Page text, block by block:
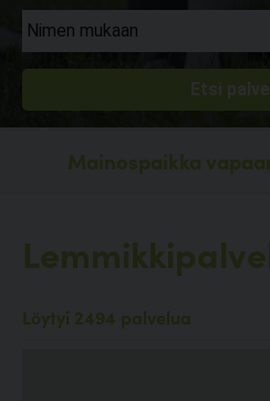
Mainospaikka
Löytyi 2494 palvelua